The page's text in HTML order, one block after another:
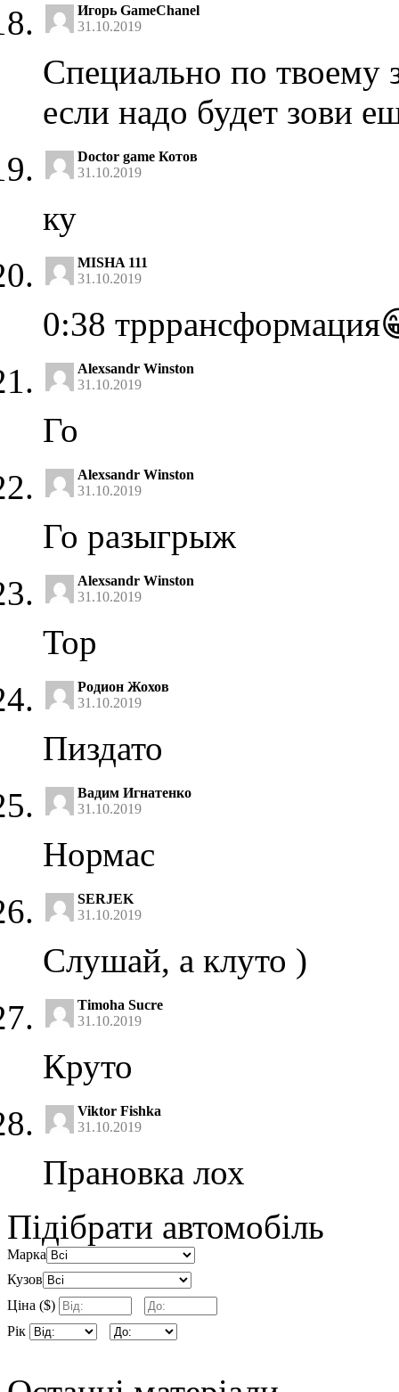
Игорь GameChanel
31.10.2019
Специально по твоему
если надо будет зови
Doctor game Котов
31.10.2019
ку
MISHA 111
31.10.2019
0:38
Alexsandr Winston
31.10.2019
Го
Alexsandr Winston
31.10.2019
Го разыгрыж
Alexsandr Winston
31.10.2019
Top
Родион Жохов
31.10.2019
Пиздато
Вадим Игнатенко
31.10.2019
Нормас
SERJEK
31.10.2019
Слушай, а клуто )
Timoha Sucre
31.10.2019
Круто
Viktor Fishka
31.10.2019
Прановка лох
Підібрати автомобіль
Марка
Кузов
Ціна ($)
Рік